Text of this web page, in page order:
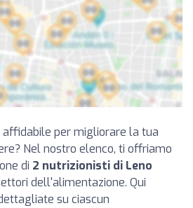
affidabile per migliorare la tua
Nel nostro elenco, ti offriamo
di 2 nutrizionisti di Leno
dell'alimentazione. Qui
su ciascun